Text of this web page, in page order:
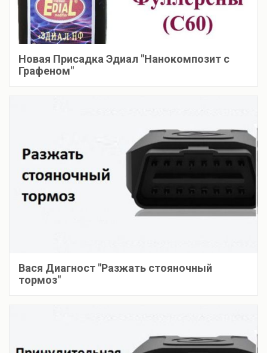
Новая Присадка Эдиал "Нанокомпозит с
Графеном"
Вася Диагност "Разжать стояночный
тормоз"